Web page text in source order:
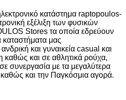
κατάστημα raptopoulos-
εξέλιξη των φυσικών
Stores τα οποία εδρεύουν
μας
και γυναικεία casual και
και σε αθλητικά ρούχα,
συνεργασία με τα μεγαλύτερα
και την Παγκόσμια αγορά.